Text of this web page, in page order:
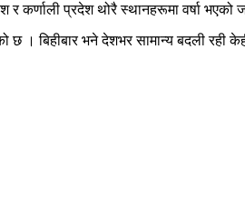
प्रदेश थोरै स्थानहरूमा वर्षा भएको
। बिहीबार भने देशभर सामान्य बदली रही